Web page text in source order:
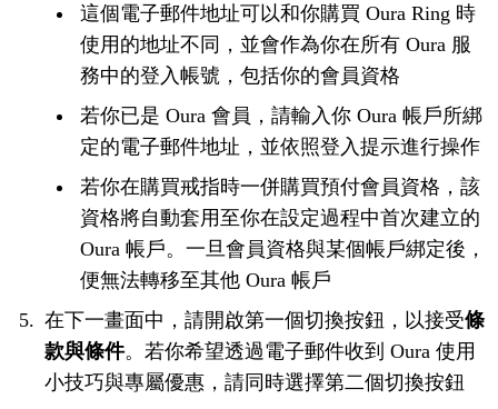
這個電子郵件地址可以和你購買 Oura Ring 時
使用的地址不同，並會作為你在所有 Oura 服
務中的登入帳號，包括你的會員資格
若你已是 Oura 會員，請輸入你 Oura 帳戶所綁
定的電子郵件地址，並依照登入提示進行操作
若你在購買戒指時一併購買預付會員資格，該
資格將自動套用至你在設定過程中首次建立的
Oura 帳戶。一旦會員資格與某個帳戶綁定後，
便無法轉移至其他 Oura 帳戶
在下一畫面中，請開啟第一個切換按鈕，以接受條
款與條件。若你希望透過電子郵件收到 Oura 使用
小技巧與專屬優惠，請同時選擇第二個切換按鈕